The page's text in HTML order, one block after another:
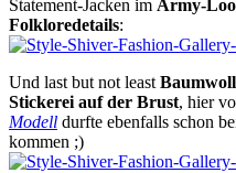
Statement-Jacken im Army-
Folkloredetails:
Und last but not least
Stickerei auf der Brust, hier
Modell durfte ebenfalls schon
kommen ;)